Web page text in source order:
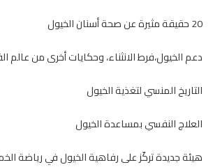
20 حقيقة مثيرة عن صحة أسنان الخيول
دعم الخيول،فرط الانثناء، وحكايات أخرى من عالم
التاريخ المنسي لتغذية الخيول
العلاج النفسي بمساعدة الخيول
هيئة جديدة تركّز على رفاهية الخيول في رياضة